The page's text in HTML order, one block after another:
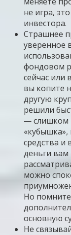
не игра,
инвестора.
Страшнее
уверенное
фондовом
сейчас или
вы копите
другую
решили
— слишком
средства и
деньги вам
можно
Но
основную
Не